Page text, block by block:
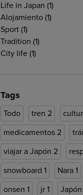
Life in Japan (1)
Alojamiento (1)
Sport (1)
Tradition (1)
City life (1)
Tags
Todo tren 2
medicamentos 2
viajar a Japón 2
snowboard 1 Nara 1
onsen 1 jr 1 Japón